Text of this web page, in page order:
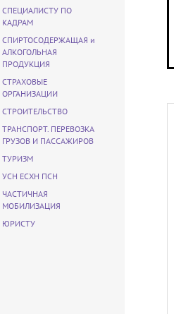
СПЕЦИАЛИСТУ ПО
КАДРАМ
СПИРТОСОДЕРЖАЩАЯ и
АЛКОГОЛЬНАЯ
ПРОДУКЦИЯ
СТРАХОВЫЕ
ОРГАНИЗАЦИИ
СТРОИТЕЛЬСТВО
ТРАНСПОРТ. ПЕРЕВОЗКА
ГРУЗОВ И ПАССАЖИРОВ
ТУРИЗМ
УСН ЕСХН ПСН
ЧАСТИЧНАЯ
МОБИЛИЗАЦИЯ
ЮРИСТУ